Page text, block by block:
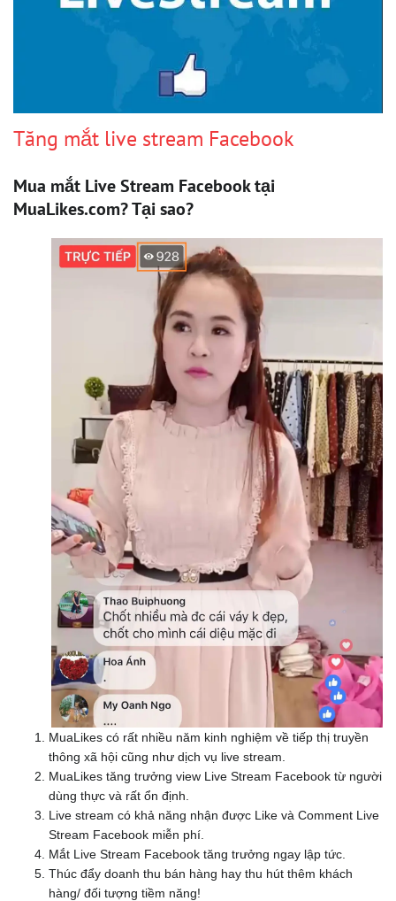
Tăng mắt live stream Facebook
Mua mắt Live Stream Facebook tại
MuaLikes.com? Tại sao?
MuaLikes có rất nhiều năm kinh nghiệm về tiếp thị truyền
thông xã hội cũng như dịch vụ live stream.
MuaLikes tăng trưởng view Live Stream Facebook từ người
dùng thực và rất ổn định.
Live stream có khả năng nhận được Like và Comment Live
Stream Facebook miễn phí.
Mắt Live Stream Facebook tăng trưởng ngay lập tức.
Thúc đẩy doanh thu bán hàng hay thu hút thêm khách
hàng/ đối tượng tiềm năng!